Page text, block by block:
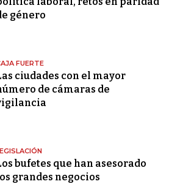
género
FUERTE
ciudades con el mayor
de cámaras de
bufetes que han asesorado
grandes negocios